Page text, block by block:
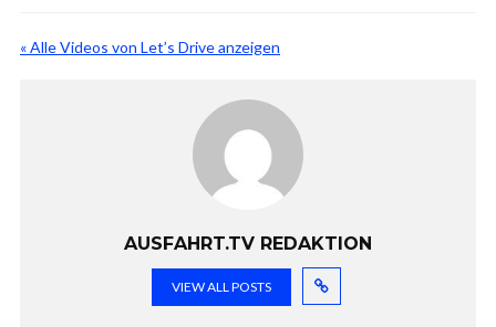
« Alle Videos von Let’s Drive anzeigen
AUSFAHRT.TV REDAKTION
VIEW ALL POSTS